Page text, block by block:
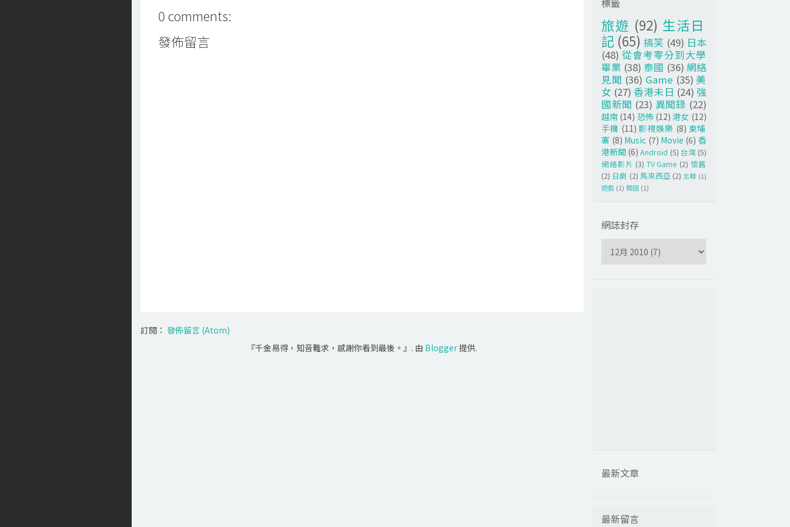
0 comments:
發佈留言
訂閱： 發佈留言 (Atom)
『千金易得，知音難求，感謝你看到最後。』. 由 Blogger提供.
旅遊 (92) 生活日
記 (65) 搞笑 (49) 日本
(48) 從會考零分到大學
畢業 (38) 泰國 (36) 網絡
見聞 (36) Game (35) 美
女 (27) 香港未日 (24) 強
國新聞 (23) 異聞錄 (22)
越南 (14) 恐怖 (12) 港女 (12)
手機 (11) 影視娛樂 (8) 柬埔
寨 (8) Music (7) Movie (6) 香
港新聞 (6) Android (5) 台灣 (5)
網絡影片 (3) TV Game (2) 懷舊
(2) 日劇 (2) 馬來西亞 (2) 北韓 (1)
遊戲 (1) 韓國 (1)
網誌封存
最新文章
最新留言